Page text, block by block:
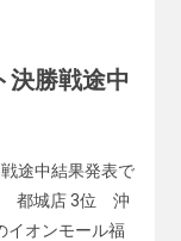
決勝戦途中
途中結果発表で
都城店 3位 沖
イオンモール福